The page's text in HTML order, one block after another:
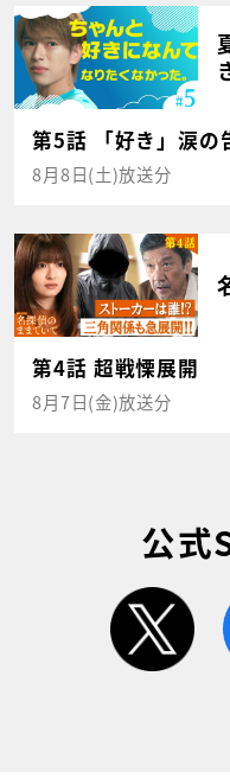
第5話 「好き」涙の
8月8日(土)放送分
第4話 超戦慄展開
8月7日(金)放送分
公式